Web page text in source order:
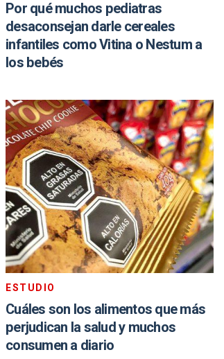
Por qué muchos pediatras
desaconsejan darle cereales
infantiles como Vitina o Nestum a
los bebés
ESTUDIO
Cuáles son los alimentos que más
perjudican la salud y muchos
consumen a diario